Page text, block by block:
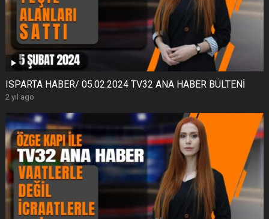
ISPARTA HABER/ 05.02.2024 TV32 ANA HABER BÜLTENİ
2 yıl ago